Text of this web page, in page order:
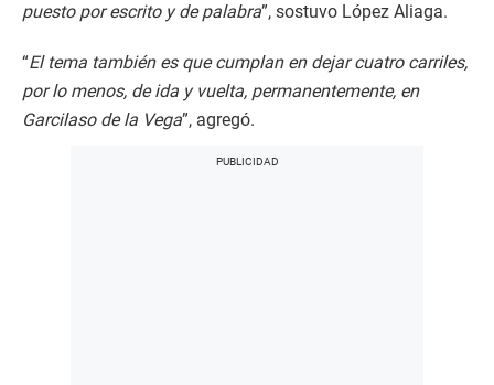
puesto por escrito y de palabra”, sostuvo López Aliaga.
“El tema también es que cumplan en dejar cuatro carriles,
por lo menos, de ida y vuelta, permanentemente, en
Garcilaso de la Vega”, agregó.